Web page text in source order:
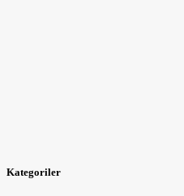
Kategoriler